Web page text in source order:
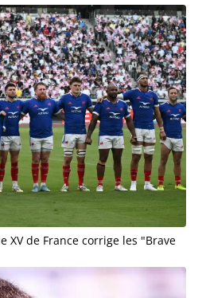
XV de France corrige les "Brave